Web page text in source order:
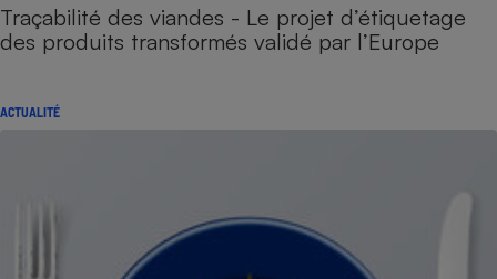
Traçabilité des viandes - Le projet d’étiquetage
des produits transformés validé par l’Europe
ACTUALITÉ